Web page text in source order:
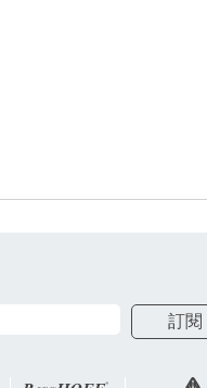
訂閱